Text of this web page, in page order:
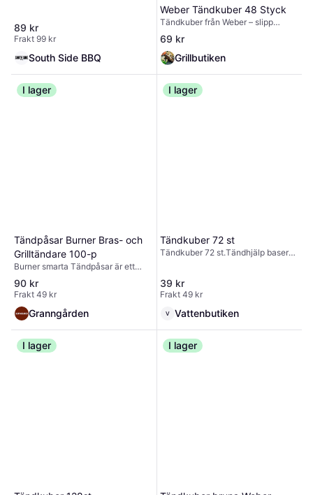
bränna utan några uppblossningar
eller kemiska smaker.
89 kr
Frakt 99 kr
South Side BBQ
Weber Tändkuber 48 Styck
Tändkuber från Weber – slipp
tändvätskan och kom snabbt igång
med grillningen. 48 st. i varje
förpackning.
69 kr
Grillbutiken
I lager
Tändpåsar Burner Bras- och
Grilltändare 100-p
Burner smarta Tändpåsar är ett
smidigt hjälpmedel för enkel
upptändning av kolgrillen eller
öppna spisen! Ett praktiskt pack
med totalt 100 tändpåsar
90 kr
Frakt 49 kr
Granngården
I lager
Tändkuber 72 st
Tändkuber 72 st.Tändhjälp baserad
biomassa.EgenskaperMaterial:
Tillverkad av biomassa: FSC-
certifierat blandat trä och
vegetabilisk olja.
39 kr
Frakt 49 kr
V Vattenbutiken
I lager I lager